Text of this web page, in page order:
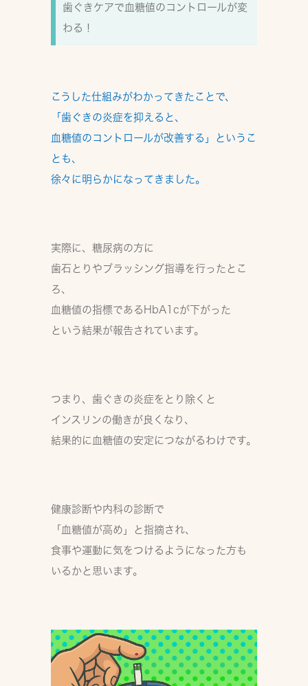
歯ぐきケアで血糖値のコントロールが変
わる！
こうした仕組みがわかってきたことで、
「歯ぐきの炎症を抑えると、
血糖値のコントロールが改善する」
というこ
とも、
徐々に明らかになってきました。
実際に、糖尿病の方に
歯石とりやブラッシング指導を行ったとこ
ろ、
血糖値の指標であるHbA1cが下がった
という結果が報告されています。
つまり、 歯ぐきの炎症をとり除くと
インスリンの働きが良くなり、
結果的に血糖値の安定につながる わけです。
健康診断や内科の診断で
「血糖値が高め」と指摘され、
食事や運動に気をつけるようになった方も
いるかと思います。